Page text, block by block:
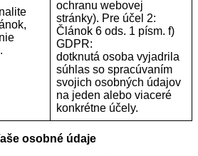
ochranu webovej
stránky). Pre účel 2:
Článok 6 ods. 1 písm. f)
GDPR:
dotknutá osoba vyjadrila
súhlas so spracúvaním
svojich osobných údajov
na jeden alebo viaceré
konkrétne účely.
osobné údaje